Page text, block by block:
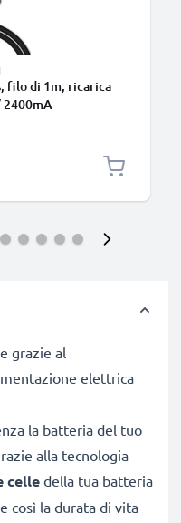
filo di 1m, ricarica
2400mA
grazie al
elettrica
la batteria del tuo
alla tecnologia
celledella tua batteria
così la durata di vita